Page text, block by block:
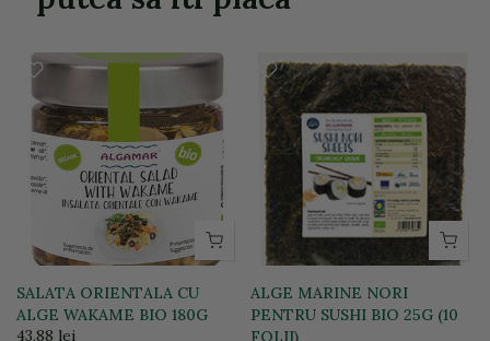
SALATA ORIENTALA CU
ALGE WAKAME BIO 180G
43,88 lei
ALGE MARINE NORI
PENTRU SUSHI BIO 25G (10
FOLII)